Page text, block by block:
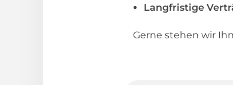
Langfristige
Gerne stehen wir